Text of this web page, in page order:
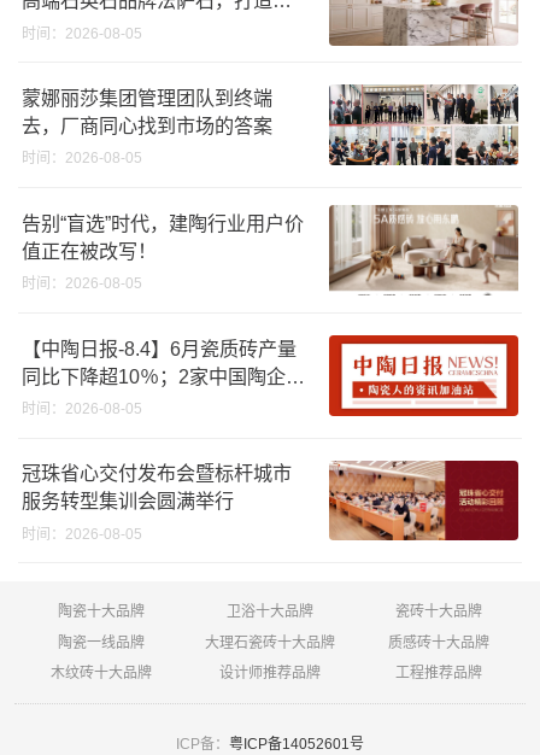
感橱柜台面
时间：2026-08-05
蒙娜丽莎集团管理团队到终端
去，厂商同心找到市场的答案
时间：2026-08-05
告别“盲选”时代，建陶行业用户价
值正在被改写！
时间：2026-08-05
【中陶日报-8.4】6月瓷质砖产量
同比下降超10％；2家中国陶企亮
相马来西亚ARCHIDEX 2026石材
份；方向集团出海
时间：2026-08-05
冠珠省心交付发布会暨标杆城市
服务转型集训会圆满举行
时间：2026-08-05
陶瓷十大品牌 卫浴十大品牌
瓷砖十大品牌
陶瓷一线品牌
大理石瓷砖十大品牌
质感砖十大品牌
木纹砖十大品牌
设计师推荐品牌 工程推荐品牌
ICP备： 粤ICP备14052601号